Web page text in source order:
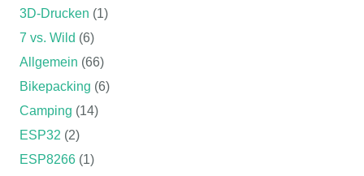
3D-Drucken (1)
7 vs. Wild (6)
Allgemein (66)
Bikepacking (6)
Camping (14)
ESP32 (2)
ESP8266 (1)